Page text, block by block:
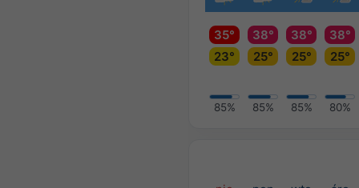
35° 38° 38°
38°
23°
25° 25° 25°
85% 85% 85% 80%